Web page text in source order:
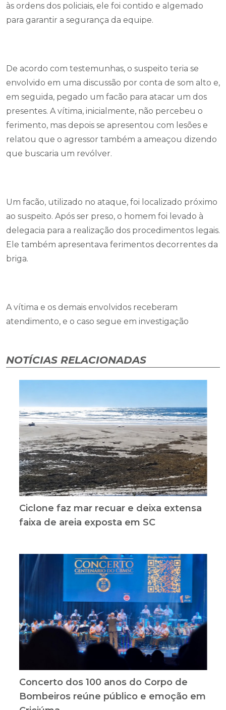
às ordens dos policiais, ele foi contido e algemado
para garantir a segurança da equipe.
De acordo com testemunhas, o suspeito teria se
envolvido em uma discussão por conta de som alto e,
em seguida, pegado um facão para atacar um dos
presentes. A vítima, inicialmente, não percebeu o
ferimento, mas depois se apresentou com lesões e
relatou que o agressor também a ameaçou dizendo
que buscaria um revólver.
Um facão, utilizado no ataque, foi localizado próximo
ao suspeito. Após ser preso, o homem foi levado à
delegacia para a realização dos procedimentos legais.
Ele também apresentava ferimentos decorrentes da
briga.
A vítima e os demais envolvidos receberam
atendimento, e o caso segue em investigação
NOTÍCIAS RELACIONADAS
Ciclone faz mar recuar e deixa extensa
faixa de areia exposta em SC
Concerto dos 100 anos do Corpo de
Bombeiros reúne público e emoção em